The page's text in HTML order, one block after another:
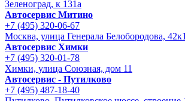
Зеленоград, к 131а
Автосервис Митино
+7 (495) 320-06-67
Москва, улица Генерала Белобородова, 42к1
Автосервис Химки
+7 (495) 320-01-78
Химки, улица Союзная, дом 11
Автосервис - Путилково
+7 (495) 487-18-40